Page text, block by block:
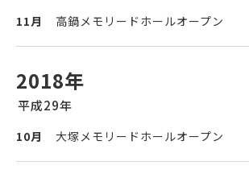
11月 高鍋メモリードホールオープン
2018年
平成29年
10月 大塚メモリードホールオープン